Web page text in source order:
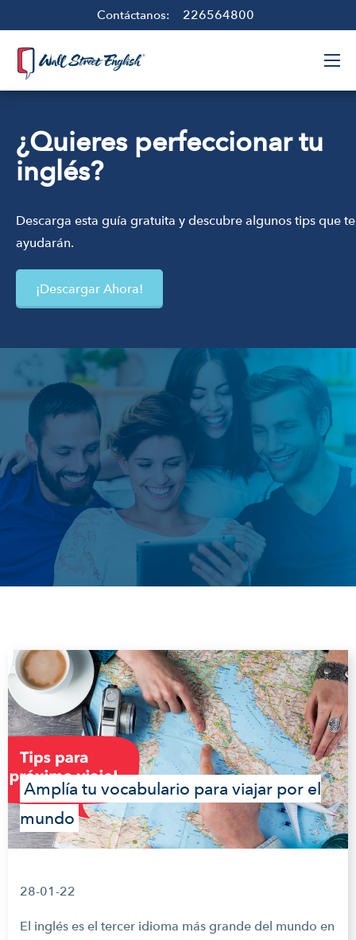
Contáctanos: 226564800
¿Quieres perfeccionar tu
inglés?
Descarga esta guía gratuita y descubre algunos tips que te
ayudarán.
¡Descargar Ahora!
Amplía tu vocabulario para viajar por el
mundo
28-01-22
El inglés es el tercer idioma más grande del mundo en